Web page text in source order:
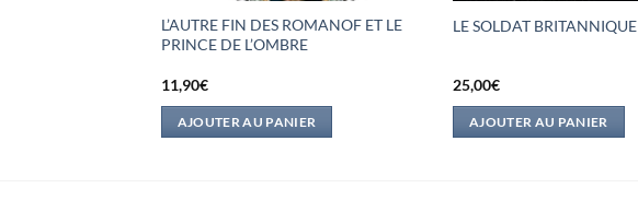
L’AUTRE FIN DES ROMANOF ET LE
PRINCE DE L’OMBRE
11,90€
AJOUTER AU PANIER
LE SOLDAT BRITANNIQUE
25,00€
AJOUTER AU PANIER